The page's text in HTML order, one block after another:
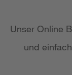
Unser Online
und